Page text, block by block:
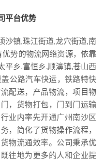
平台优势
沙镇,珠江街道,龙穴街道,南
势的物流网络资源，依靠
平乡,富恒乡,顺濞镇,苍山西
公路汽车快运，铁路特快
配送，产品物流，项目物
，货物打包，门到门运输
业内率先开通广州南沙区
，简化了货物操作流程，
物流通效率。公司秉承优
往地为更多的人和企业提